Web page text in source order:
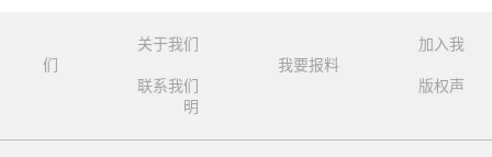
关于我们
加入我
们
我要报料
联系我们
版权声
明